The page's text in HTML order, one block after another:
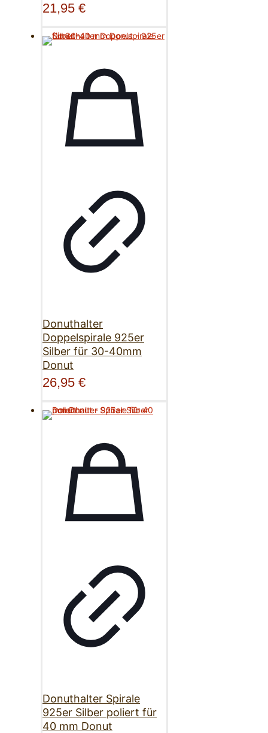
21,95 €
Donuthalter
Doppelspirale 925er
Silber für 30-40mm
Donut
26,95 €
Donuthalter Spirale
925er Silber poliert für
40 mm Donut